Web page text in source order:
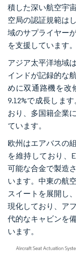
積した深い航空宇
空局の認証規範は
域のサプライヤー
を支援しています。
アジア太平洋地域
インドが記録的な
めに双通路機を改
9.12%で成長しま
おり、多国籍企業
ています。
欧州はエアバスの
を維持しており、
可能な合金で製造
います。中東の航
スイートを展開し
現化しており、ア
代的なキャビンを
います。